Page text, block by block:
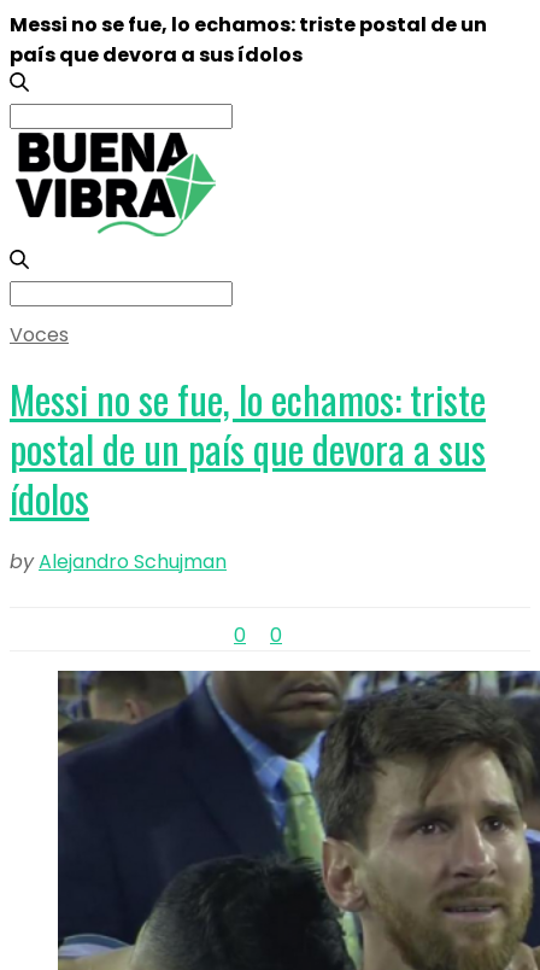
Messi no se fue, lo echamos: triste postal de un
país que devora a sus ídolos
Search
for:
Search
Voces
Messi no se fue, lo echamos: triste
postal de un país que devora a sus
ídolos
byAlejandro Schujman
0 0